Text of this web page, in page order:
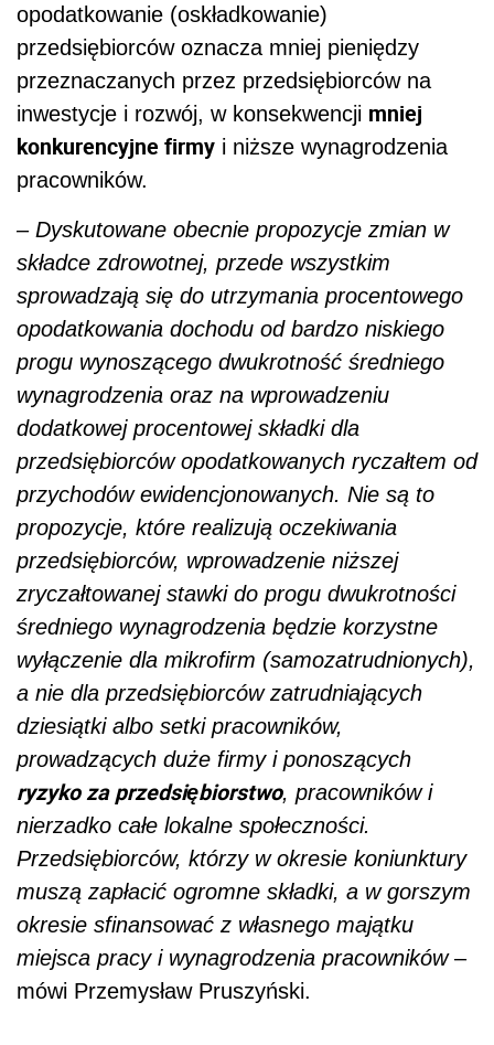
opodatkowanie (oskładkowanie)
przedsiębiorców oznacza mniej pieniędzy
przeznaczanych przez przedsiębiorców na
inwestycje i rozwój, w konsekwencji mniej
konkurencyjne firmy i niższe wynagrodzenia
pracowników.
– Dyskutowane obecnie propozycje zmian w
składce zdrowotnej, przede wszystkim
sprowadzają się do utrzymania procentowego
opodatkowania dochodu od bardzo niskiego
progu wynoszącego dwukrotność średniego
wynagrodzenia oraz na wprowadzeniu
dodatkowej procentowej składki dla
przedsiębiorców opodatkowanych ryczałtem od
przychodów ewidencjonowanych. Nie są to
propozycje, które realizują oczekiwania
przedsiębiorców, wprowadzenie niższej
zryczałtowanej stawki do progu dwukrotności
średniego wynagrodzenia będzie korzystne
wyłączenie dla mikrofirm (samozatrudnionych),
a nie dla przedsiębiorców zatrudniających
dziesiątki albo setki pracowników,
prowadzących duże firmy i ponoszących
ryzyko za przedsiębiorstwo, pracowników i
nierzadko całe lokalne społeczności.
Przedsiębiorców, którzy w okresie koniunktury
muszą zapłacić ogromne składki, a w gorszym
okresie sfinansować z własnego majątku
miejsca pracy i wynagrodzenia pracowników–
mówi Przemysław Pruszyński.